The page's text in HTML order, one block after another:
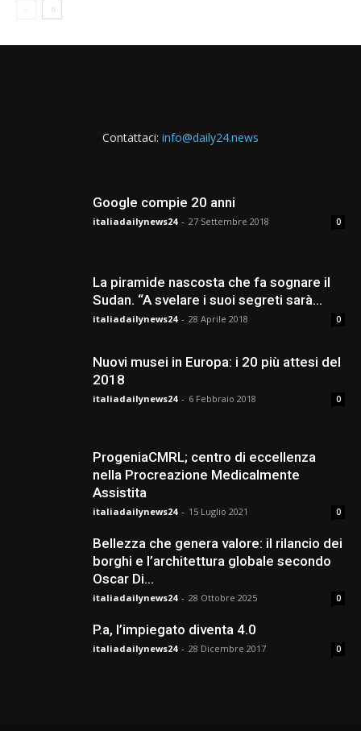
Contattaci: info@daily24.news
Google compie 20 anni
italiadailynews24 - 27 Settembre 2018 0
La piramide nascosta che fa sognare il
Sudan. “A svelare i suoi segreti sarà...
italiadailynews24 - 28 Aprile 2018 0
Nuovi musei in Europa: i 20 più attesi del
2018
italiadailynews24 - 6 Febbraio 2018 0
ProgeniaCMRL; centro di eccellenza
nella Procreazione Medicalmente
Assistita
italiadailynews24 - 15 Luglio 2021 0
Bellezza che genera valore: il rilancio dei
borghi e l’architettura globale secondo
Oscar Di...
italiadailynews24 - 28 Ottobre 2025 0
P.a, l’impiegato diventa 4.0
italiadailynews24 - 28 Dicembre 2017 0